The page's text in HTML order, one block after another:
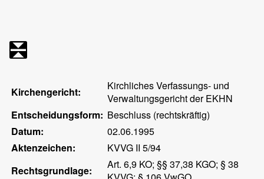
Kirchengericht:
Kirchliches Verfassungs- und
Verwaltungsgericht der EKHN
Entscheidungsform: Beschluss (rechtskräftig)
Datum:
02.06.1995
Aktenzeichen:
KVVG II 5/94
Rechtsgrundlage:
Art. 6,9 KO; §§ 37,38 KGO; § 38